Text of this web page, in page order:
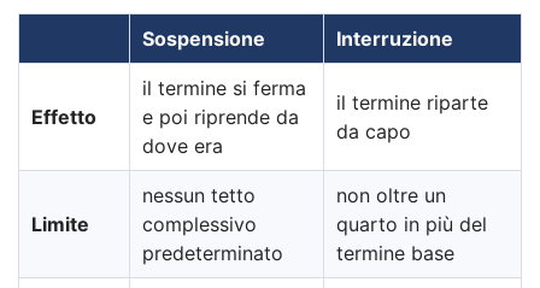
Sospensione Interruzione
Effetto
il termine si ferma
e poi riprende da
dove era
il termine riparte
da capo
Limite
nessun tetto
complessivo
predeterminato
non oltre un
quarto in più del
termine base